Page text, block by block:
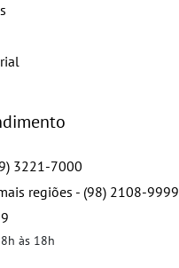
3221-7000
regiões - (98) 2108-9999
às 18h